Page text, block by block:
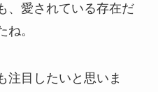
、愛されている存在だ
。
注目したいと思いま